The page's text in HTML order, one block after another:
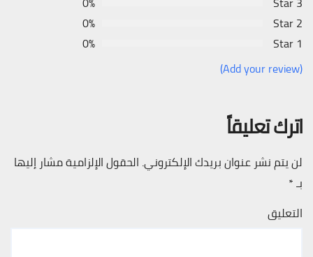
2 Star
0%
1 Star
0%
(Add your review)
اترك تعليقاً
لن يتم نشر عنوان بريدك الإلكتروني. الحقول الإلزامية مشار إليها
بـ*
التعليق